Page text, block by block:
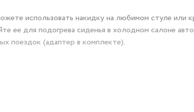
использовать накидку на любимом стуле или
ее для подогрева сиденья в холодном салоне
поездок (адаптер в комплекте).